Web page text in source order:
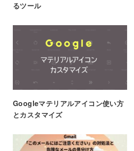
るツール
Googleマテリアルアイコン使い方
とカスタマイズ